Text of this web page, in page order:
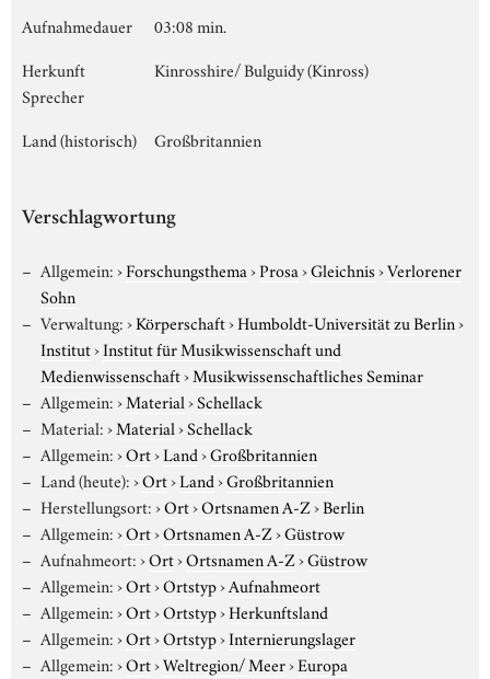
Aufnahmedauer
03:08 min.
Herkunft
Sprecher
Kinrosshire/ Bulguidy (Kinross)
Land (historisch) Großbritannien
Verschlagwortung
Allgemein:›Forschungsthema›Prosa›Gleichnis›Verlorener
Sohn
Verwaltung:›Körperschaft›Humboldt-Universität zu Berlin›
Institut›Institut für Musikwissenschaft und
Medienwissenschaft›Musikwissenschaftliches Seminar
Allgemein:›Material›Schellack
Material:›Material›Schellack
Allgemein:›Ort›Land›Großbritannien
Land (heute):›Ort›Land›Großbritannien
Herstellungsort:›Ort›Ortsnamen A-Z›Berlin
Allgemein:›Ort›Ortsnamen A-Z›Güstrow
Aufnahmeort:›Ort›Ortsnamen A-Z›Güstrow
Allgemein:›Ort›Ortstyp›Aufnahmeort
Allgemein:›Ort›Ortstyp›Herkunftsland
Allgemein:›Ort›Ortstyp›Internierungslager
Allgemein:›Ort›Weltregion/ Meer›Europa